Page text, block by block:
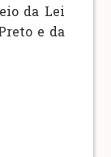
da Lei
e da